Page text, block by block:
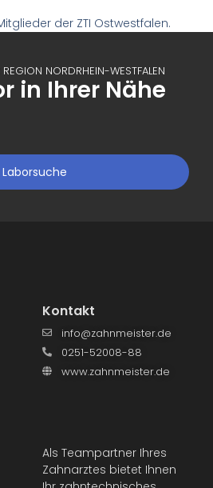
der ZTI Ostwestfalen.
REGION NORDRHEIN-WESTFALEN
in Ihrer Nähe
Laborsuche
Kontakt
info@zahnmeister.de
0251-52008-88
www.zahnmeister.de
Als Teampartner Ihres
Zahnarztes bietet Ihnen